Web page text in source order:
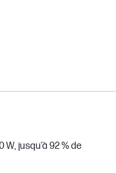
jusqu’à 92 % de